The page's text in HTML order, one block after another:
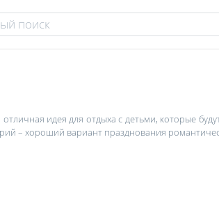
идея для отдыха с детьми, которые
– хороший вариант празднования